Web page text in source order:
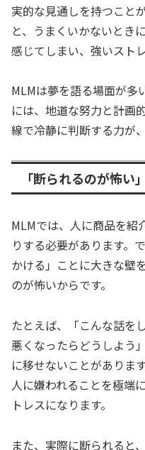
実的な見通しを持つこと
と、うまくいかないとき
感じてしまい、強いスト
MLMは夢を語る場面が多
には、地道な努力と計画
線で冷静に判断する力が
「断られるのが怖い
MLMでは、人に商品を紹
りする必要があります。
かける」ことに大きな壁
のが怖いからです。
たとえば、「こんな話を
悪くなったらどうしよう
に移せないことがありま
人に嫌われることを極端
トレスになります。
また、実際に断られると